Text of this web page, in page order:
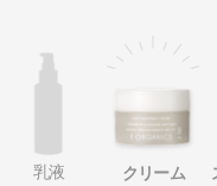
乳液 クリーム